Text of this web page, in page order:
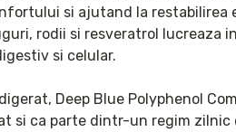
si ajutand la restabilirea
rodii si resveratrol lucreaza
si celular.
Deep Blue Polyphenol
si ca parte dintr-un regim